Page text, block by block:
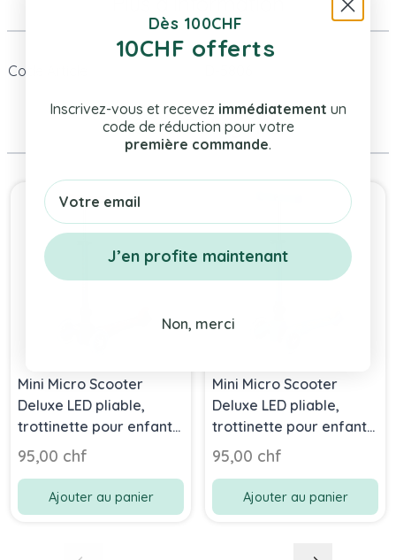
Code Article
Même Catégorie
Press to skip carousel
Mini Micro Scooter
Deluxe LED pliable,
trottinette pour enfant
dès 2 ans, navy blue
95,00 chf
Ajouter au panier
Mini Micro Scooter
Deluxe LED pliable,
trottinette pour enfant
dès 2 ans, ocean blue
95,00 chf
Ajouter au panier
Dès 100CHF
10CHF offerts
Inscrivez-vous et recevez immédiatement un
code de réduction pour votre
première commande.
Email
J’en profite maintenant
Non, merci